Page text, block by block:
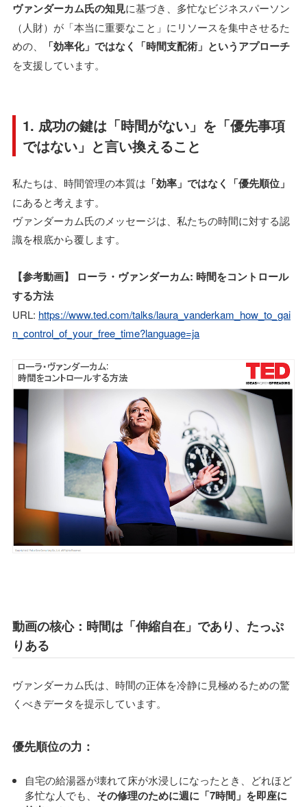
ヴァンダーカム氏の知見に基づき、多忙なビジネスパーソン
（人財）が「本当に重要なこと」にリソースを集中させるた
めの、
「効率化」ではなく「時間支配術」というアプローチ
を支援しています。
1. 成功の鍵は「時間がない」を「優先事項
ではない」と言い換えること
私たちは、時間管理の本質は 「効率」ではなく「優先順位」
にあると考えます。
ヴァンダーカム氏のメッセージは、私たちの時間に対する認
識を根底から覆します。
【参考動画】 ローラ・ヴァンダーカム: 時間をコントロール
する方法
URL: https://www.ted.com/talks/laura_vanderkam_how_to_gai
n_control_of_your_free_time?language=ja
動画の核心：時間は「伸縮自在」であり、たっぷ
りある
ヴァンダーカム氏は、時間の正体を冷静に見極めるための驚
くべきデータを提示しています。
優先順位の力：
自宅の給湯器が壊れて床が水浸しになったとき、どれほど
多忙な人でも、 その修理のために週に「7時間」を即座に